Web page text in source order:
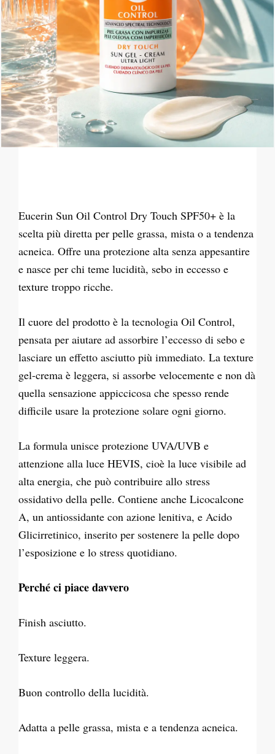
Eucerin Sun Oil Control Dry Touch SPF50+ è la
scelta più diretta per pelle grassa, mista o a tendenza
acneica. Offre una protezione alta senza appesantire
e nasce per chi teme lucidità, sebo in eccesso e
texture troppo ricche.
Il cuore del prodotto è la tecnologia Oil Control,
pensata per aiutare ad assorbire l’eccesso di sebo e
lasciare un effetto asciutto più immediato. La texture
gel-crema è leggera, si assorbe velocemente e non dà
quella sensazione appiccicosa che spesso rende
difficile usare la protezione solare ogni giorno.
La formula unisce protezione UVA/UVB e
attenzione alla luce HEVIS, cioè la luce visibile ad
alta energia, che può contribuire allo stress
ossidativo della pelle. Contiene anche Licocalcone
A, un antiossidante con azione lenitiva, e Acido
Glicirretinico, inserito per sostenere la pelle dopo
l’esposizione e lo stress quotidiano.
Perché ci piace davvero
Finish asciutto.
Texture leggera.
Buon controllo della lucidità.
Adatta a pelle grassa, mista e a tendenza acneica.